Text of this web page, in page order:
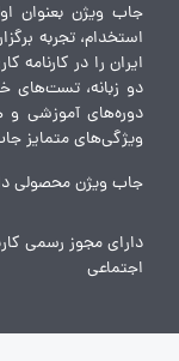
جاب ویژن بعنوان
استخدام، تجربه
ایران را در
دو زبانه، تست‌های
دوره‌های آموزشی و
ویژگی‌های متمایز
جاب ویژن محصولی
دارای مجوز رسمی
اجتماعی